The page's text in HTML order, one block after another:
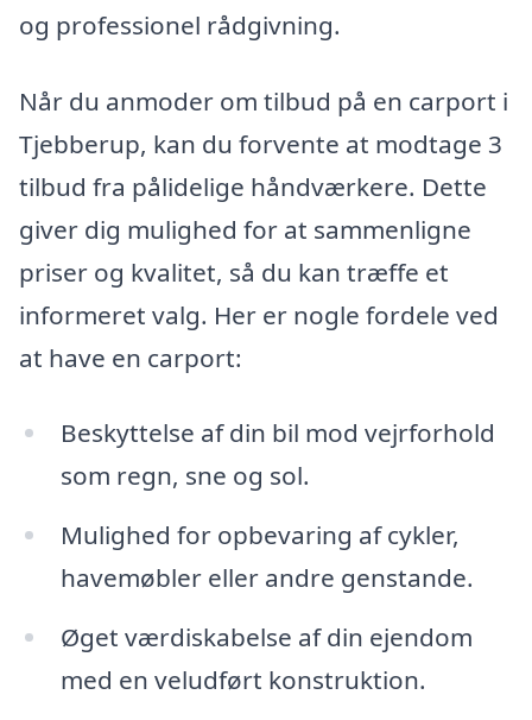
og professionel rådgivning.
Når du anmoder om tilbud på en carport i
Tjebberup, kan du forvente at modtage 3
tilbud fra pålidelige håndværkere. Dette
giver dig mulighed for at sammenligne
priser og kvalitet, så du kan træffe et
informeret valg. Her er nogle fordele ved
at have en carport:
Beskyttelse af din bil mod vejrforhold
som regn, sne og sol.
Mulighed for opbevaring af cykler,
havemøbler eller andre genstande.
Øget værdiskabelse af din ejendom
med en veludført konstruktion.